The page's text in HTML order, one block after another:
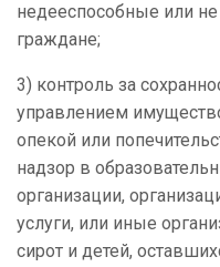
недееспособные или
граждане;
3) контроль за
управлением
опекой или
надзор в
организации,
услуги, или иные
сирот и детей,